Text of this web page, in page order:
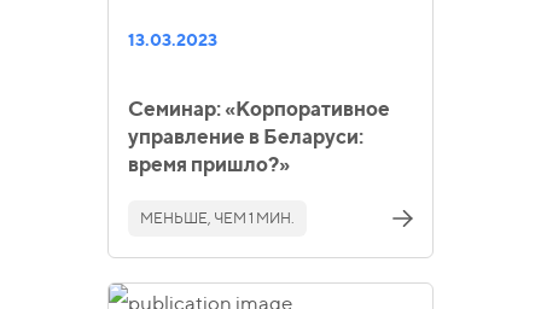
13.03.2023
Семинар: «Корпоративное
управление в Беларуси:
время пришло?»
МЕНЬШЕ, ЧЕМ 1 МИН.